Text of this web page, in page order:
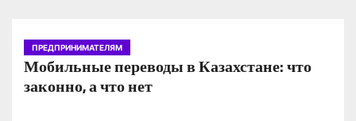
ПРЕДПРИНИМАТЕЛЯМ
Мобильные переводы в Казахстане: что
законно, а что нет